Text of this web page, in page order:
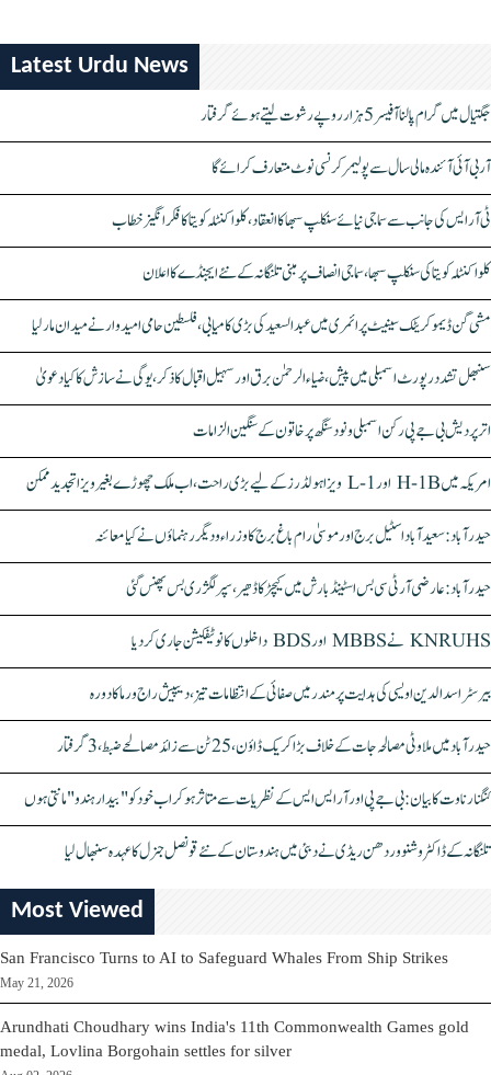
Latest Urdu News
جگتیال میں گرام پالنا آفیسر 5 ہزار روپے رشوت لیتے ہوئے گرفتار
آر بی آئی آئندہ مالی سال سے پولیمر کرنسی نوٹ متعارف کرائے گا
ٹی آر ایس کی جانب سے سماجی نیائے سنکلپ سبھا کا انعقاد، کلواکنٹلہ کویتا کا فکر انگیز خطاب
کلواکنٹلہ کویتا کی سنکلپ سبھا، سماجی انصاف پر مبنی تلنگانہ کے نئے ایجنڈے کا اعلان
مشی گن ڈیموکریٹک سینیٹ پرائمری میں عبدالسعید کی بڑی کامیابی، فلسطین حامی امیدوار نے میدان مار لیا
سنبھل تشدد رپورٹ اسمبلی میں پیش، ضیاء الرحمٰن برق اور سہیل اقبال کا ذکر، یوگی نے سازش کا کیا دعویٰ
اتر پردیش بی جے پی رکن اسمبلی ونود سنگھ پر خاتون کے سنگین الزامات
امریکہ میں H-1B اور L-1 ویزا ہولڈرز کے لیے بڑی راحت، اب ملک چھوڑے بغیر ویزا تجدید ممکن
حیدرآباد: سعیدآباد اسٹیل برج اور موسیٰ رام باغ برج کا وزراء و دیگر رہنماؤں نے کیا معائنہ
حیدرآباد: عارضی آر ٹی سی بس اسٹینڈ بارش میں کیچڑ کا ڈھیر، سپر لگژری بس پھنس گئی
KNRUHS نے MBBS اور BDS داخلوں کا نوٹیفکیشن جاری کر دیا
بیرسٹر اسدالدین اویسی کی ہدایت پر مندر میں صفائی کے انتظامات تیز، دیپیش راج ورما کا دورہ
حیدرآباد میں ملاوٹی مصالحہ جات کے خلاف بڑا کریک ڈاؤن، 25 ٹن سے زائد مصالحے ضبط، 3 گرفتار
کنگنا رناوت کا بیان: بی جے پی اور آر ایس ایس کے نظریات سے متاثر ہو کر اب خود کو "بیدار ہندو" مانتی ہوں
تلنگانہ کے ڈاکٹر وشنو وردھن ریڈی نے دبئی میں ہندوستان کے نئے قونصل جنرل کا عہدہ سنبھال لیا
Most Viewed
San Francisco Turns to AI to Safeguard Whales From Ship Strikes
May 21, 2026
Arundhati Choudhary wins India's 11th Commonwealth Games gold
medal, Lovlina Borgohain settles for silver